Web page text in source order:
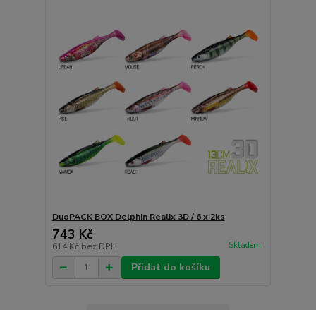
DuoPACK BOX Delphin Realix 3D / 6 x 2ks
743 Kč
614 Kč bez DPH Skladem
Přidat do košíku